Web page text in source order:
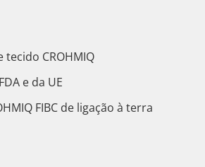
tecido CROHMIQ
e da UE
FIBC de ligação à terra